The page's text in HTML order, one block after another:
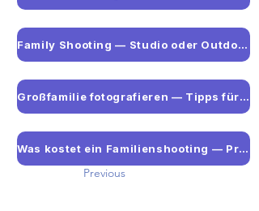
Family Shooting — Studio oder Outdoor für Familienfotos
Großfamilie fotografieren — Tipps für viele Personen im Bild
Was kostet ein Familienshooting — Preise und Pakete
Previous